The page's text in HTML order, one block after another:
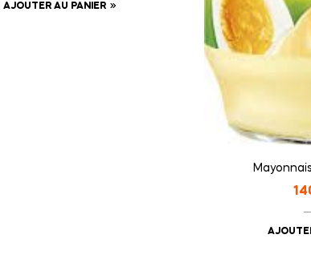
AJOUTER AU PANIER